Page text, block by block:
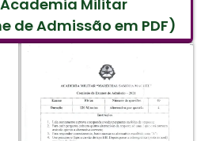
Academia Militar
de Admissão em PDF)